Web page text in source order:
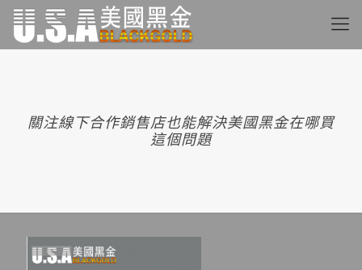
關注線下合作銷售店也能解決美國黑金在哪買
這個問題